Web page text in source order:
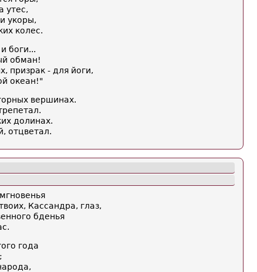
утес,
укоры,
колес.
боги...
обман!
призрак - для йоги,
океан!"
вершинах.
долинах.
отцветал.
Кассандра, глаз,
бденья
года